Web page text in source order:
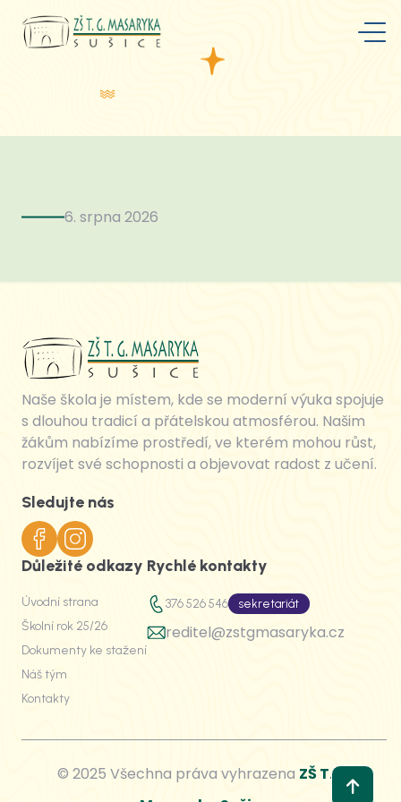
6. srpna 2026
Naše škola je místem, kde se moderní výuka spojuje
s dlouhou tradicí a přátelskou atmosférou. Našim
žákům nabízíme prostředí, ve kterém mohou růst,
rozvíjet své schopnosti a objevovat radost z učení.
Sledujte nás
Důležité odkazy
Úvodní strana
Školní rok 25/26
Dokumenty ke stažení
Náš tým
Kontakty
Rychlé kontakty
376 526 546 sekretariát
reditel@zstgmasaryka.cz
© 2025 Všechna práva vyhrazena ZŠ T. G.